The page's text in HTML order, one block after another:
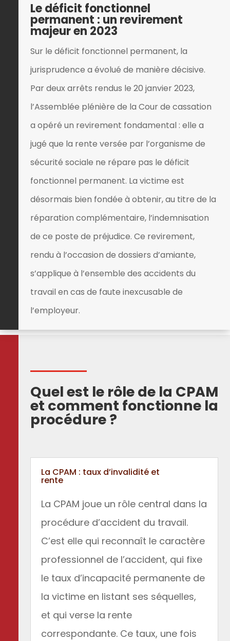
Le déficit fonctionnel
permanent : un revirement
majeur en 2023
Sur le déficit fonctionnel permanent, la
jurisprudence a évolué de manière décisive.
Par deux arrêts rendus le 20 janvier 2023,
l’Assemblée plénière de la Cour de cassation
a opéré un revirement fondamental : elle a
jugé que la rente versée par l’organisme de
sécurité sociale ne répare pas le déficit
fonctionnel permanent. La victime est
désormais bien fondée à obtenir, au titre de la
réparation complémentaire, l’indemnisation
de ce poste de préjudice. Ce revirement,
rendu à l’occasion de dossiers d’amiante,
s’applique à l’ensemble des accidents du
travail en cas de faute inexcusable de
l’employeur.
Quel est le rôle de la CPAM
et comment fonctionne la
procédure ?
La CPAM : taux d’invalidité et
rente
La CPAM joue un rôle central dans la
procédure d’accident du travail.
C’est elle qui reconnaît le caractère
professionnel de l’accident, qui fixe
le taux d’incapacité permanente de
la victime en listant ses séquelles,
et qui verse la rente
correspondante. Ce taux, une fois